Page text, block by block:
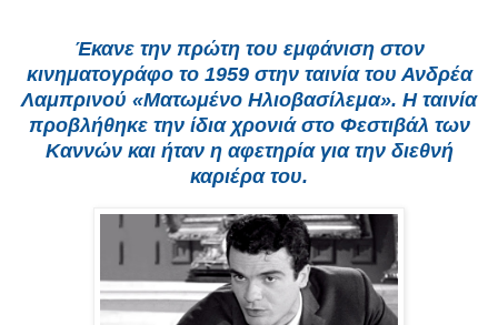
Έκανε την πρώτη του εμφάνιση στον
κινηματογράφο το 1959 στην ταινία του Ανδρέα
Λαμπρινού «Ματωμένο Ηλιοβασίλεμα». Η ταινία
προβλήθηκε την ίδια χρονιά στο Φεστιβάλ των
Καννών και ήταν η αφετηρία για την διεθνή
καριέρα του.